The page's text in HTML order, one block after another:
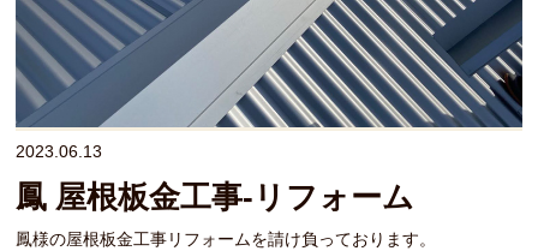
2023.06.13
鳳 屋根板金工事-リフォーム
鳳様の屋根板金工事リフォームを請け負っております。